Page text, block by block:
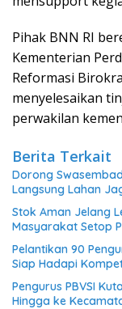
Pihak BNN RI
Kementerian
Reformasi
menyelesaikan
perwakilan
Berita Terkait
Dorong
Langsung Lahan
Stok Aman Jelang
Masyarakat Setop
Pelantikan 90
Siap Hadapi
Pengurus PBVSI
Hingga ke